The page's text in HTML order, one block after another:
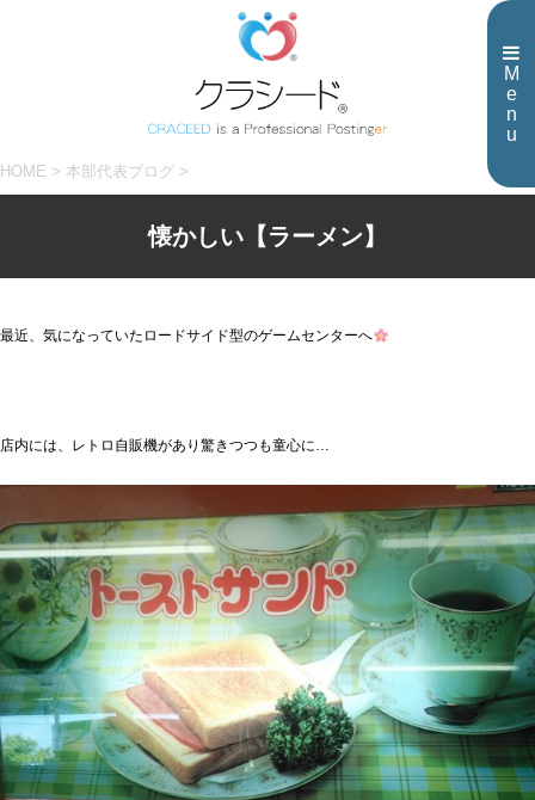
M
e
n
u
HOME > 本部代表ブログ >
懐かしい【ラーメン】
最近、気になっていたロードサイド型のゲームセンターへ
店内には、レトロ自販機があり驚きつつも童心に…